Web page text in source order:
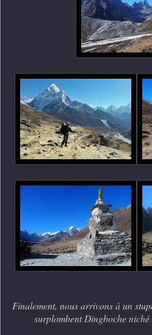
Finalement, nous arrivons à un
surplombent Dingboche